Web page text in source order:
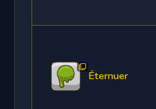
Éternuer